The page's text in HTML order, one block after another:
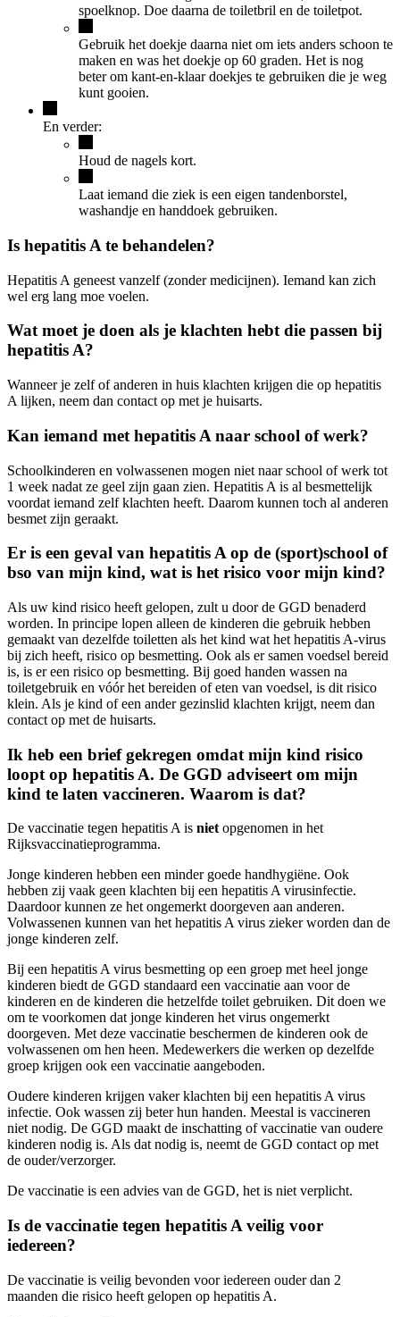
spoelknop. Doe daarna de toiletbril en de toiletpot.
Gebruik het doekje daarna niet om iets anders schoon te
maken en was het doekje op 60 graden. Het is nog
beter om kant-en-klaar doekjes te gebruiken die je weg
kunt gooien.
En verder:
Houd de nagels kort.
Laat iemand die ziek is een eigen tandenborstel,
washandje en handdoek gebruiken.
Is hepatitis A te behandelen?
Hepatitis A geneest vanzelf (zonder medicijnen). Iemand kan zich
wel erg lang moe voelen.
Wat moet je doen als je klachten hebt die passen bij
hepatitis A?
Wanneer je zelf of anderen in huis klachten krijgen die op hepatitis
A lijken, neem dan contact op met je huisarts.
Kan iemand met hepatitis A naar school of werk?
Schoolkinderen en volwassenen mogen niet naar school of werk tot
1 week nadat ze geel zijn gaan zien. Hepatitis A is al besmettelijk
voordat iemand zelf klachten heeft. Daarom kunnen toch al anderen
besmet zijn geraakt.
Er is een geval van hepatitis A op de (sport)school of
bso van mijn kind, wat is het risico voor mijn kind?
Als uw kind risico heeft gelopen, zult u door de GGD benaderd
worden. In principe lopen alleen de kinderen die gebruik hebben
gemaakt van dezelfde toiletten als het kind wat het hepatitis A-virus
bij zich heeft, risico op besmetting. Ook als er samen voedsel bereid
is, is er een risico op besmetting. Bij goed handen wassen na
toiletgebruik en vóór het bereiden of eten van voedsel, is dit risico
klein. Als je kind of een ander gezinslid klachten krijgt, neem dan
contact op met de huisarts.
Ik heb een brief gekregen omdat mijn kind risico
loopt op hepatitis A. De GGD adviseert om mijn
kind te laten vaccineren. Waarom is dat?
De vaccinatie tegen hepatitis A is nietopgenomen in het
Rijksvaccinatieprogramma.
Jonge kinderen hebben een minder goede handhygiëne. Ook
hebben zij vaak geen klachten bij een hepatitis A virusinfectie.
Daardoor kunnen ze het ongemerkt doorgeven aan anderen.
Volwassenen kunnen van het hepatitis A virus zieker worden dan de
jonge kinderen zelf.
Bij een hepatitis A virus besmetting op een groep met heel jonge
kinderen biedt de GGD standaard een vaccinatie aan voor de
kinderen en de kinderen die hetzelfde toilet gebruiken. Dit doen we
om te voorkomen dat jonge kinderen het virus ongemerkt
doorgeven. Met deze vaccinatie beschermen de kinderen ook de
volwassenen om hen heen. Medewerkers die werken op dezelfde
groep krijgen ook een vaccinatie aangeboden.
Oudere kinderen krijgen vaker klachten bij een hepatitis A virus
infectie. Ook wassen zij beter hun handen. Meestal is vaccineren
niet nodig. De GGD maakt de inschatting of vaccinatie van oudere
kinderen nodig is. Als dat nodig is, neemt de GGD contact op met
de ouder/verzorger.
De vaccinatie is een advies van de GGD, het is niet verplicht.
Is de vaccinatie tegen hepatitis A veilig voor
iedereen?
De vaccinatie is veilig bevonden voor iedereen ouder dan 2
maanden die risico heeft gelopen op hepatitis A.